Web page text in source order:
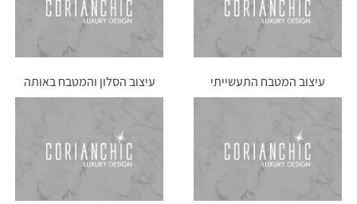
עיצוב המטבח התעשייתי
שלכם
עיצוב הסלון והמטבח באותה
שפה – כך תעשו את זה נכון